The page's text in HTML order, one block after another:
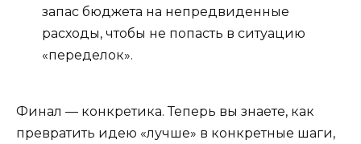
запас бюджета на непредвиденные
расходы, чтобы не попасть в ситуацию
«переделок».
Финал — конкретика. Теперь вы знаете, как
превратить идею «лучше» в конкретные шаги,